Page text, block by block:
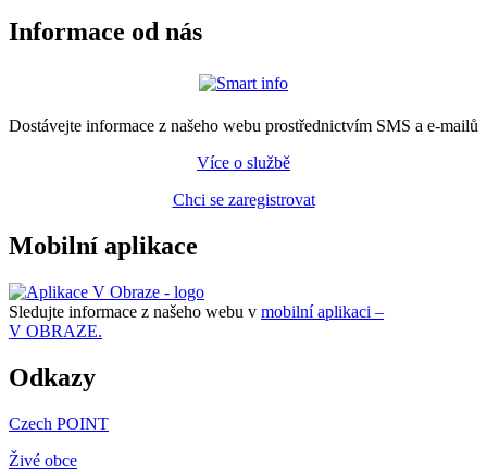
Informace od nás
Dostávejte informace z našeho webu prostřednictvím SMS a e-mailů
Více o službě
Chci se zaregistrovat
Mobilní aplikace
Sledujte informace z našeho webu v mobilní aplikaci –
V OBRAZE.
Odkazy
Czech POINT
Živé obce